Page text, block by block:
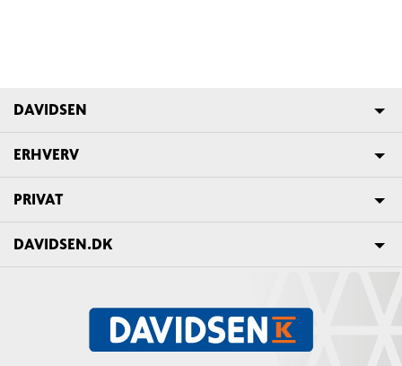
DAVIDSEN
ERHVERV
PRIVAT
DAVIDSEN.DK